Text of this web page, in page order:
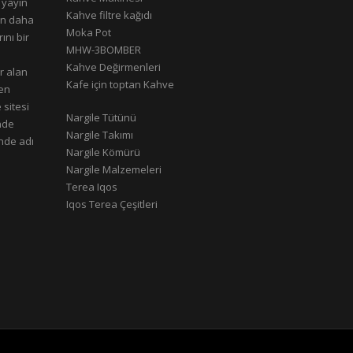
daha
bir
alan
sitesi
adı
Kahve filtre kağıdı
Moka Pot
MHW-3BOMBER
Kahve Değirmenleri
Kafe için toptan Kahve
Nargile Tütünü
Nargile Takımı
Nargile Kömürü
Nargile Malzemeleri
Terea Iqos
Iqos Terea Çeşitleri